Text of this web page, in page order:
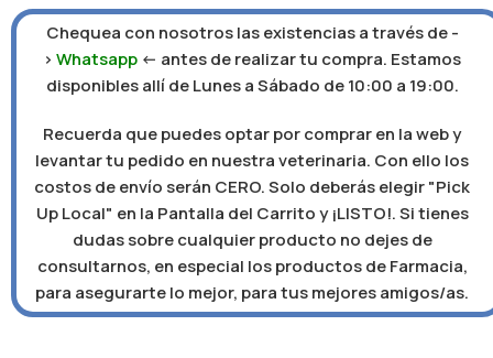
Chequea con nosotros las existencias a través de -
>Whatsapp <- antes de realizar tu compra. Estamos
disponibles allí de Lunes a Sábado de 10:00 a 19:00.
Recuerda que puedes optar por comprar en la web y
levantar tu pedido en nuestra veterinaria. Con ello los
costos de envío serán CERO. Solo deberás elegir "Pick
Up Local" en la Pantalla del Carrito y ¡LISTO!. Si tienes
dudas sobre cualquier producto no dejes de
consultarnos, en especial los productos de Farmacia,
para asegurarte lo mejor, para tus mejores amigos/as.